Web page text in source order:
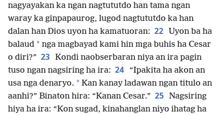
nagyayakan ka ngan nagtututdo han tama ngan
waray ka ginpapaurog, lugod nagtututdo ka han
dalan han Dios uyon ha kamatuoran: 22
Uyon ba ha
balaud * nga magbayad kami hin mga buhis ha Cesar
o diri?” 23 Kondi naobserbaran niya an ira pagin
tuso ngan nagsiring ha ira: 24
“Ipakita ha akon an
usa nga denaryo. * Kan kanay ladawan ngan titulo an
aanhi?” Binaton hira: “Kanan Cesar.” 25 Nagsiring
hiya ha ira: “Kon sugad, kinahanglan niyo ihatag ha